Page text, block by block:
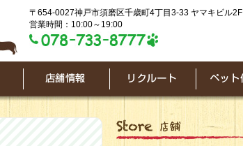
〒654-0027神戸市須磨区千歳町4丁目3-33 ヤマキビル2F
営業時間：10:00～19:00